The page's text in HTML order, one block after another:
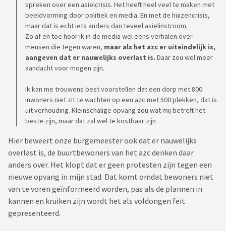
spreken over een asielcrisis. Het heeft heel veel te maken met
beeldvorming door politiek en media. En met de huizencrisis,
maar dat is echt iets anders dan teveel asielinstroom.
Zo af en toe hoor ik in de media wel eens verhalen over
mensen die tegen waren, maar als het azc er uiteindelijk is,
aangeven dat er nauwelijks overlast is. Daar zou wel meer
aandacht voor mogen zijn.
Ik kan me trouwens best voorstellen dat een dorp met 800
inwoners niet zit te wachten op een azc met 500 plekken, dat is
uit verhouding. Kleinschalige opvang zou wat mij betreft het
beste zijn, maar dat zal wel te kostbaar zijn
Hier beweert onze burgemeester ook dat er nauwelijks
overlast is, de buurtbewoners van het azc denken daar
anders over. Het klopt dat er geen protesten zijn tegen een
nieuwe opvang in mijn stad. Dat komt omdat bewoners niet
van te voren geïnformeerd worden, pas als de plannen in
kannen en kruiken zijn wordt het als voldongen feit
gepresenteerd.